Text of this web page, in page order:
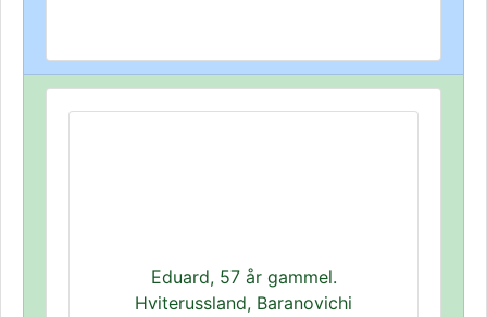
Eduard, 57 år gammel.
Hviterussland, Baranovichi